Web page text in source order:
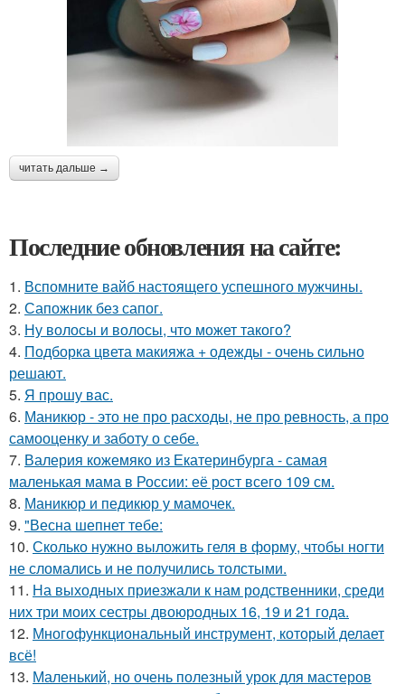
читать дальше →
Последние обновления на сайте:
1. Вспомните вайб настоящего успешного мужчины.
2. Сапожник без сапог.
3. Ну волосы и волосы, что может такого?
4. Подборка цвета макияжа + одежды - очень сильно
решают.
5. Я прошу вас.
6. Маникюр - это не про расходы, не про ревность, а про
самооценку и заботу о себе.
7. Валерия кожемяко из Екатеринбурга - самая
маленькая мама в России: её рост всего 109 см.
8. Маникюр и педикюр у мамочек.
9. "Весна шепнет тебе:
10. Сколько нужно выложить геля в форму, чтобы ногти
не сломались и не получились толстыми.
11. На выходных приезжали к нам родственники, среди
них три моих сестры двоюродных 16, 19 и 21 года.
12. Многофункциональный инструмент, который делает
всё!
13. Маленький, но очень полезный урок для мастеров